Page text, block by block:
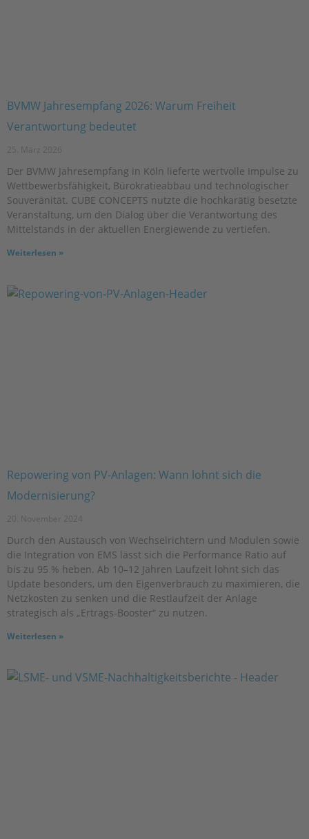
BVMW Jahresempfang 2026: Warum Freiheit
Verantwortung bedeutet
25. März 2026
Der BVMW Jahresempfang in Köln lieferte wertvolle Impulse zu
Wettbewerbsfähigkeit, Bürokratieabbau und technologischer
Souveränität. CUBE CONCEPTS nutzte die hochkarätig besetzte
Veranstaltung, um den Dialog über die Verantwortung des
Mittelstands in der aktuellen Energiewende zu vertiefen.
Weiterlesen »
Repowering von PV-Anlagen: Wann lohnt sich die
Modernisierung?
20. November 2024
Durch den Austausch von Wechselrichtern und Modulen sowie
die Integration von EMS lässt sich die Performance Ratio auf
bis zu 95 % heben. Ab 10–12 Jahren Laufzeit lohnt sich das
Update besonders, um den Eigenverbrauch zu maximieren, die
Netzkosten zu senken und die Restlaufzeit der Anlage
strategisch als „Ertrags-Booster“ zu nutzen.
Weiterlesen »